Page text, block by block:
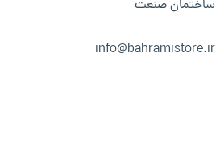
ساختمان صنعت
info@bahramistore.ir